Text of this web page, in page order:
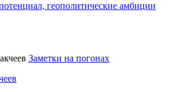
геополитические амбиции
Заметки на погонах